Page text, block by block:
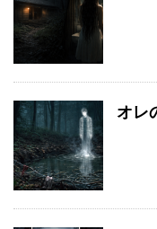
オレ